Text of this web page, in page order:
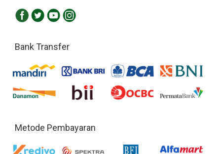
Bank Transfer
Metode Pembayaran